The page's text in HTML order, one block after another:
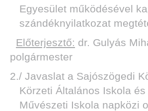
Egyesület működésével
szándéknyilatkozat
Előterjesztő: dr. Gulyás
polgármester
2./ Javaslat a Sajószögedi
Körzeti Általános Iskola és
Művészeti Iskola napközi